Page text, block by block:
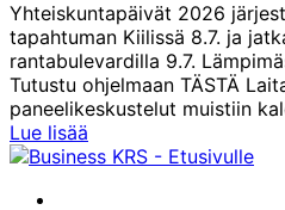
Yhteiskuntapäivät 2026
tapahtuman Kiilissä 8.7. ja
rantabulevardilla 9.7.
Tutustu ohjelmaan TÄSTÄ
paneelikeskustelut muistiin
Lue lisää
ohjelma